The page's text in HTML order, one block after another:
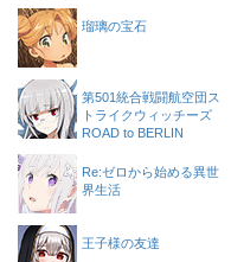
瑠璃の宝石
第501統合戦闘航空団ス
トライクウィッチーズ
ROAD to BERLIN
Re:ゼロから始める異世
界生活
王子様の友達